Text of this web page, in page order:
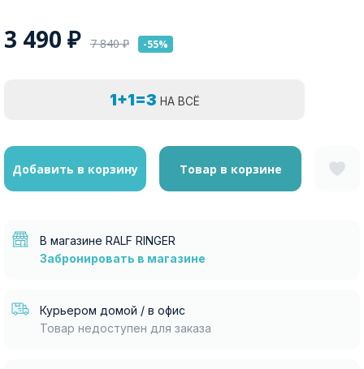
3 490 ₽ 7 840₽ -55%
1+1=3 НА ВСЁ
Добавить в корзину Товар в корзине
В магазине RALF RINGER
Забронировать в магазине
Курьером домой / в офис
Товар недоступен для заказа